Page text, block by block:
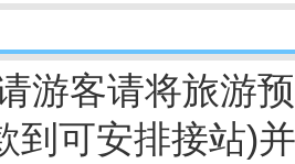
游客请将旅游
到可安排接站)